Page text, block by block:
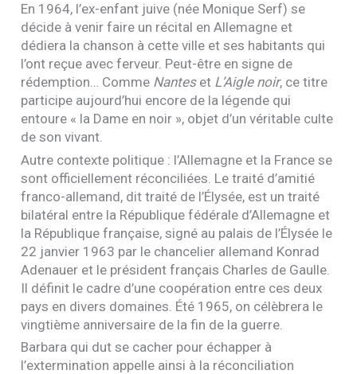
En 1964, l’ex-enfant juive (née Monique Serf) se
décide à venir faire un récital en Allemagne et
dédiera la chanson à cette ville et ses habitants qui
l’ont reçue avec ferveur. Peut-être en signe de
rédemption… Comme Nanteset L’Aigle noir, ce titre
participe aujourd’hui encore de la légende qui
entoure « la Dame en noir », objet d’un véritable culte
de son vivant.
Autre contexte politique : l’Allemagne et la France se
sont officiellement réconciliées. Le traité d’amitié
franco-allemand, dit traité de l’Élysée, est un traité
bilatéral entre la République fédérale d’Allemagne et
la République française, signé au palais de l’Élysée le
22 janvier 1963 par le chancelier allemand Konrad
Adenauer et le président français Charles de Gaulle.
Il définit le cadre d’une coopération entre ces deux
pays en divers domaines. Été 1965, on célèbrera le
vingtième anniversaire de la fin de la guerre.
Barbara qui dut se cacher pour échapper à
l’extermination appelle ainsi à la réconciliation